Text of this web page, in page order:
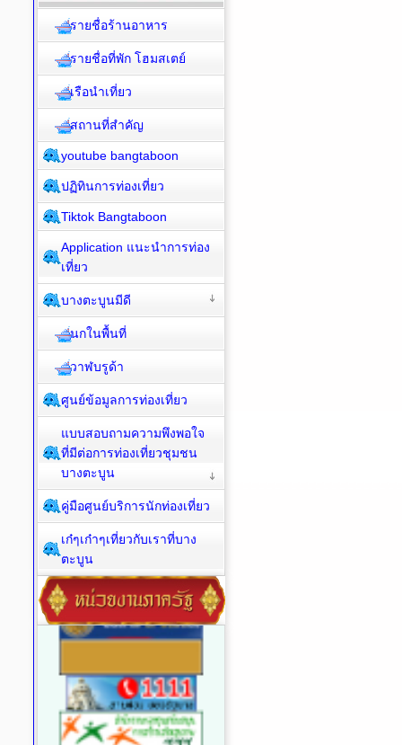
รายชื่อร้านอาหาร
รายชื่อที่พัก โฮมสเตย์
เรือนำเที่ยว
สถานที่สำคัญ
youtube bangtaboon
ปฏิทินการท่องเที่ยว
Tiktok Bangtaboon
Application แนะนำการท่อง
เที่ยว
บางตะบูนมีดี
นกในพื้นที่
วาฬบรูด้า
ศูนย์ข้อมูลการท่องเที่ยว
แบบสอบถามความพึงพอใจ
ที่มีต่อการท่องเที่ยวชุมชน
บางตะบูน
คู่มือศูนย์บริการนักท่องเที่ยว
เก๋ๆเก๋าๆเที่ยวกับเราที่บาง
ตะบูน